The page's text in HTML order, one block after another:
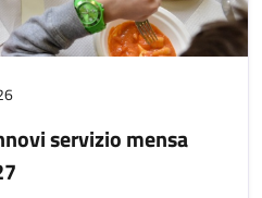
servizio mensa